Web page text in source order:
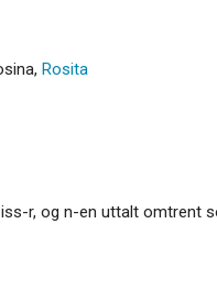
, Rosita
r, og n-en uttalt omtrent